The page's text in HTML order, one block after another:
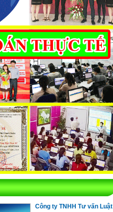
Công ty TNHH Tư vấn Luật